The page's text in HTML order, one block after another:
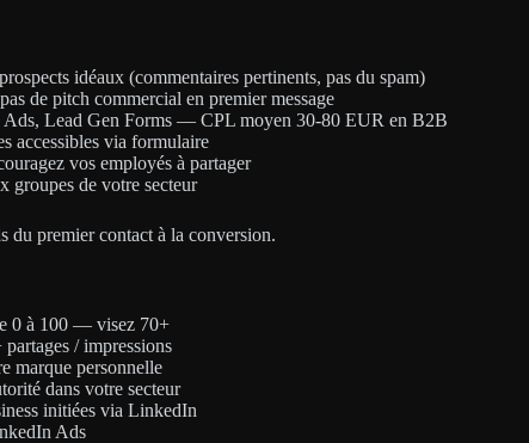
idéaux (commentaires pertinents, pas du spam)
de pitch commercial en premier message
Ads, Lead Gen Forms — CPL moyen 30-80 EUR en B2B
accessibles via formulaire
vos employés à partager
groupes de votre secteur
du premier contact à la conversion.
0 à 100 — visez 70+
/ impressions
marque personnelle
dans votre secteur
initiées via LinkedIn
Ads